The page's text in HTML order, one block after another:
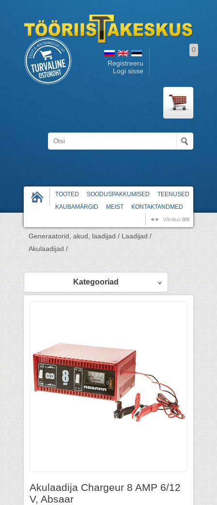
Registreeru
Logi sisse
0
TOOTED SOODUSPAKKUMISED
TEENUSED
KAUBAMÄRGID
MEIST KONTAKTANDMED
Võrdlus 0/0
Generaatorid, akud, laadijad / Laadijad /
Akulaadijad /
Kategooriad
Akulaadija Chargeur 8 AMP 6/12
V, Absaar